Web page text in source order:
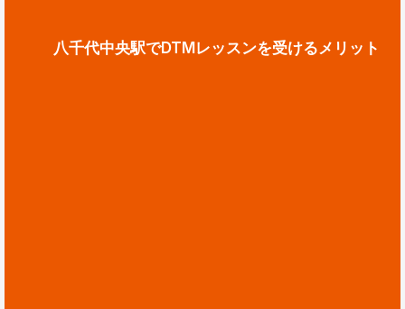
八千代中央駅でDTMレッスンを受けるメリット